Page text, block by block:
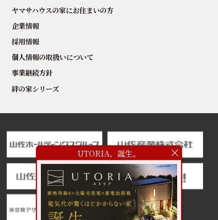
ヤマサハウスの家にお住まいの方
企業情報
採用情報
個人情報の取扱いについて
事業継続方針
絆の家シリーズ
UTORIA、誕生。